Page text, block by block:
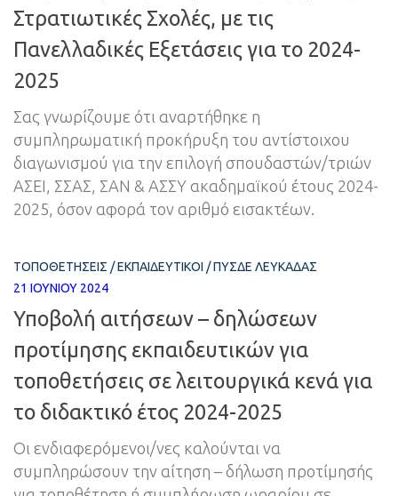
Στρατιωτικές Σχολές, με τις
Πανελλαδικές Εξετάσεις για το 2024-
2025
Σας γνωρίζουμε ότι αναρτήθηκε η
συμπληρωματική προκήρυξη του αντίστοιχου
διαγωνισμού για την επιλογή σπουδαστών/τριών
ΑΣΕΙ, ΣΣΑΣ, ΣΑΝ & ΑΣΣΥ ακαδημαϊκού έτους 2024-
2025, όσον αφορά τον αριθμό εισακτέων.
ΤΟΠΟΘΕΤΉΣΕΙΣ /ΕΚΠΑΙΔΕΥΤΙΚΟΊ /ΠΥΣΔΕ ΛΕΥΚΆΔΑΣ
21 ΙΟΥΝΊΟΥ 2024
Υποβολή αιτήσεων – δηλώσεων
προτίμησης εκπαιδευτικών για
τοποθετήσεις σε λειτουργικά κενά για
το διδακτικό έτος 2024-2025
Οι ενδιαφερόμενοι/νες καλούνται να
συμπληρώσουν την αίτηση – δήλωση προτίμησής